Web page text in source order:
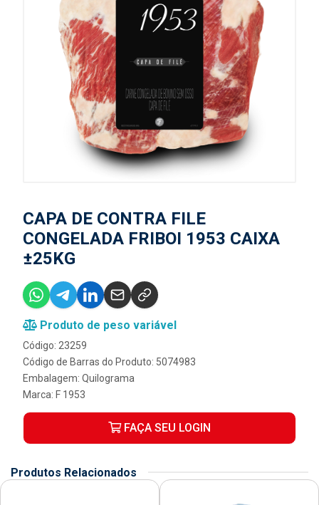
CAPA DE CONTRA FILE
CONGELADA FRIBOI 1953 CAIXA
±25KG
Produto de peso variável
Código: 23259
Código de Barras do Produto: 5074983
Embalagem: Quilograma
Marca: F 1953
FAÇA SEU LOGIN
Produtos Relacionados